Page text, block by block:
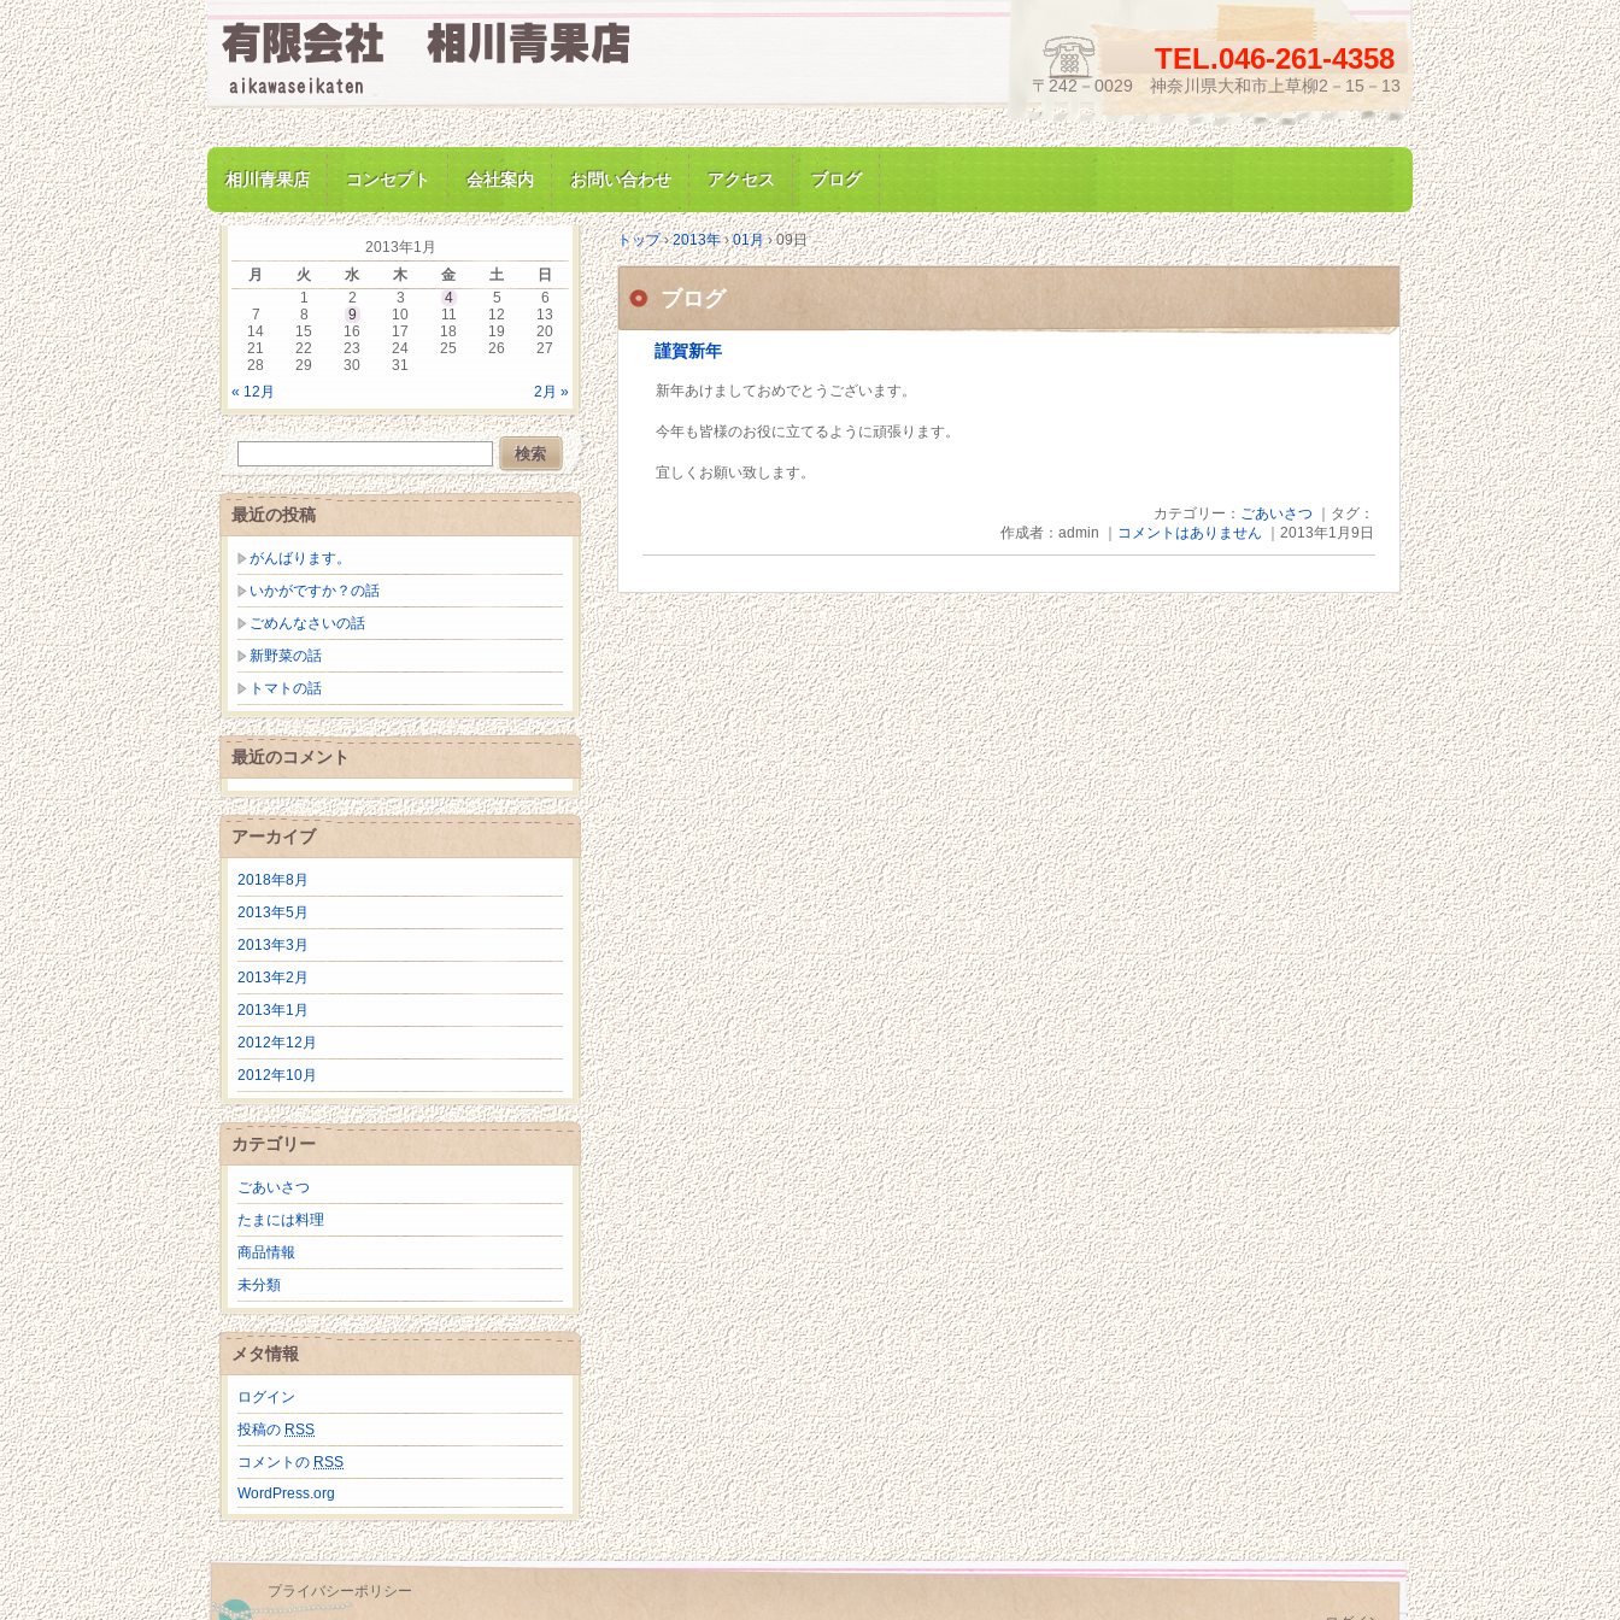
TEL.046-261-4358
〒242－0029 神奈川県大和市上草柳2－15－13
相川青果店 コンセプト 会社案内 お問い合わせ アクセス ブログ
トップ›2013年›01月›09日
ブログ
謹賀新年
新年あけましておめでとうございます。
今年も皆様のお役に立てるように頑張ります。
宜しくお願い致します。
カテゴリー： ごあいさつ ｜タグ：
作成者：admin ｜ コメントはありません ｜2013年1月9日
2013年1月
月
火 水 木 金 土 日
« 12月 2月 »
1 2 3 4 5
6
7
8 9 10 11 12
13
14
15 16 17 18 19
20
21
22 23 24 25 26
27
28
29 30 31
最近の投稿
がんばります。
いかがですか？の話
ごめんなさいの話
新野菜の話
トマトの話
最近のコメント
アーカイブ
2018年8月
2013年5月
2013年3月
2013年2月
2013年1月
2012年12月
2012年10月
カテゴリー
ごあいさつ
たまには料理
商品情報
未分類
メタ情報
ログイン
投稿の RSS
コメントの RSS
WordPress.org
プライバシーポリシー